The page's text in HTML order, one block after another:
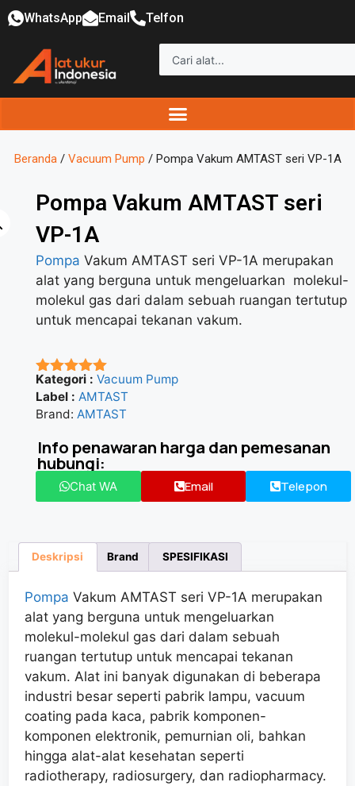
WhatsApp Email Telfon
Beranda/ Vacuum Pump / Pompa Vakum AMTAST seri VP-1A
Pompa Vakum AMTAST seri
VP-1A
Pompa Vakum AMTAST seri VP-1A merupakan
alat yang berguna untuk mengeluarkan molekul-
molekul gas dari dalam sebuah ruangan tertutup
untuk mencapai tekanan vakum.
★★★★★
Kategori : Vacuum Pump
Label : AMTAST
Brand: AMTAST
Info penawaran harga dan pemesanan
hubungi:
Chat WA Email Telepon
Deskripsi Brand SPESIFIKASI
Pompa Vakum AMTAST seri VP-1A merupakan
alat yang berguna untuk mengeluarkan
molekul-molekul gas dari dalam sebuah
ruangan tertutup untuk mencapai tekanan
vakum. Alat ini banyak digunakan di beberapa
industri besar seperti pabrik lampu, vacuum
coating pada kaca, pabrik komponen-
komponen elektronik, pemurnian oli, bahkan
hingga alat-alat kesehatan seperti
radiotherapy, radiosurgery, dan radiopharmacy.